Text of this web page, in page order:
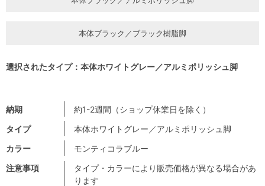
注意事項
タイプ・カラーにより販売価格が異なる場合があ
ります
納期
約1-2週間（ショップ休業日を除く）
タイプ
本体ホワイトグレー／アルミポリッシュ脚
カラー
モンティコラブルー
本体ブラック／ブラック樹脂脚
選択されたタイプ：本体ホワイトグレー／アルミポリッシュ脚